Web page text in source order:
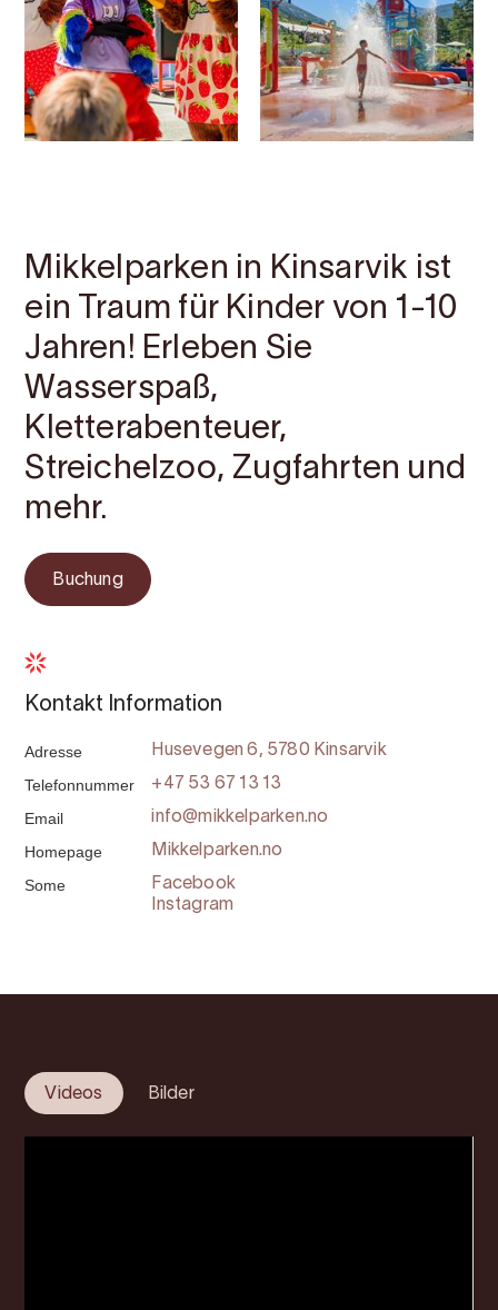
Mikkelparken in Kinsarvik ist
ein Traum für Kinder von 1-10
Jahren! Erleben Sie
Wasserspaß,
Kletterabenteuer,
Streichelzoo, Zugfahrten und
mehr.
Buchung
Kontakt Information
Adresse Husevegen 6, 5780 Kinsarvik
Telefonnummer +47 53 67 13 13
Email info@mikkelparken.no
Homepage Mikkelparken.no
Some
Facebook
Instagram
Videos Bilder